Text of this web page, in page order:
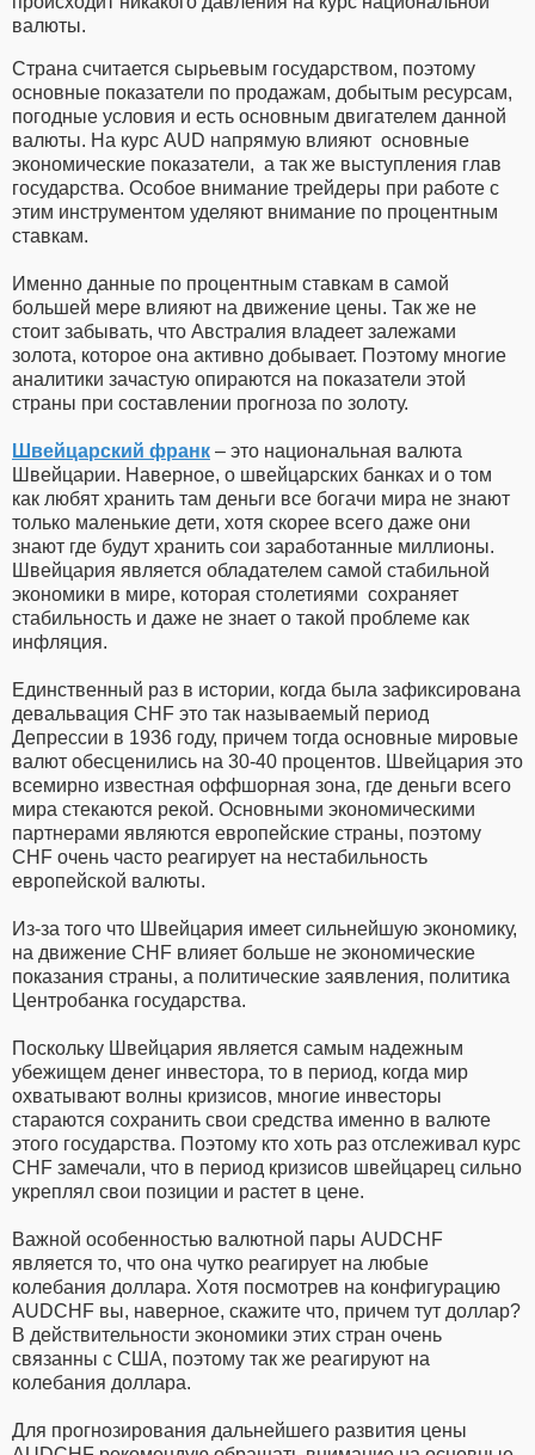
валюты.
Страна считается сырьевым государством, поэтому
основные показатели по продажам, добытым ресурсам,
погодные условия и есть основным двигателем данной
валюты. На курс AUD напрямую влияют основные
экономические показатели, а так же выступления глав
государства. Особое внимание трейдеры при работе с
этим инструментом уделяют внимание по процентным
ставкам.
Именно данные по процентным ставкам в самой
большей мере влияют на движение цены. Так же не
стоит забывать, что Австралия владеет залежами
золота, которое она активно добывает. Поэтому многие
аналитики зачастую опираются на показатели этой
страны при составлении прогноза по золоту.
Швейцарский франк – это национальная валюта
Швейцарии. Наверное, о швейцарских банках и о том
как любят хранить там деньги все богачи мира не знают
только маленькие дети, хотя скорее всего даже они
знают где будут хранить сои заработанные миллионы.
Швейцария является обладателем самой стабильной
экономики в мире, которая столетиями сохраняет
стабильность и даже не знает о такой проблеме как
инфляция.
Единственный раз в истории, когда была зафиксирована
девальвация CHF это так называемый период
Депрессии в 1936 году, причем тогда основные мировые
валют обесценились на 30-40 процентов. Швейцария это
всемирно известная оффшорная зона, где деньги всего
мира стекаются рекой. Основными экономическими
партнерами являются европейские страны, поэтому
CHF очень часто реагирует на нестабильность
европейской валюты.
Из-за того что Швейцария имеет сильнейшую экономику,
на движение CHF влияет больше не экономические
показания страны, а политические заявления, политика
Центробанка государства.
Поскольку Швейцария является самым надежным
убежищем денег инвестора, то в период, когда мир
охватывают волны кризисов, многие инвесторы
стараются сохранить свои средства именно в валюте
этого государства. Поэтому кто хоть раз отслеживал курс
CHF замечали, что в период кризисов швейцарец сильно
укреплял свои позиции и растет в цене.
Важной особенностью валютной пары AUDCHF
является то, что она чутко реагирует на любые
колебания доллара. Хотя посмотрев на конфигурацию
AUDCHF вы, наверное, скажите что, причем тут доллар?
В действительности экономики этих стран очень
связанны с США, поэтому так же реагируют на
колебания доллара.
Для прогнозирования дальнейшего развития цены